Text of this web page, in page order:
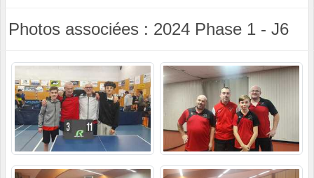
Photos associées : 2024 Phase 1 - J6